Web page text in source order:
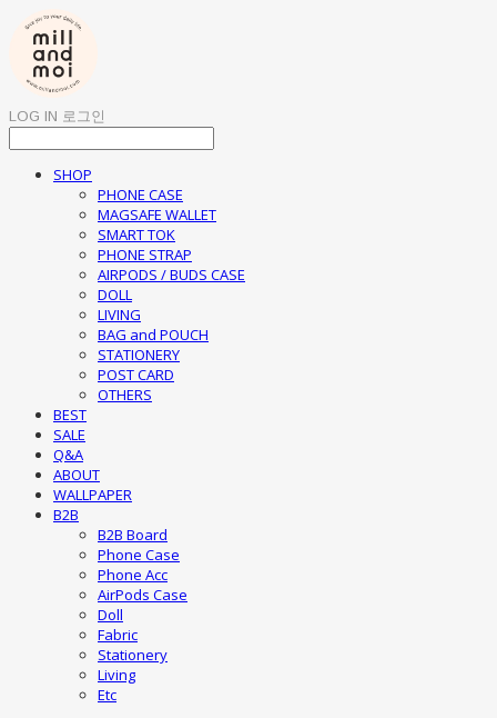
LOG IN 로그인
SHOP
PHONE CASE
MAGSAFE WALLET
SMART TOK
PHONE STRAP
AIRPODS / BUDS CASE
DOLL
LIVING
BAG and POUCH
STATIONERY
POST CARD
OTHERS
BEST
SALE
Q&A
ABOUT
WALLPAPER
B2B
B2B Board
Phone Case
Phone Acc
AirPods Case
Doll
Fabric
Stationery
Living
Etc